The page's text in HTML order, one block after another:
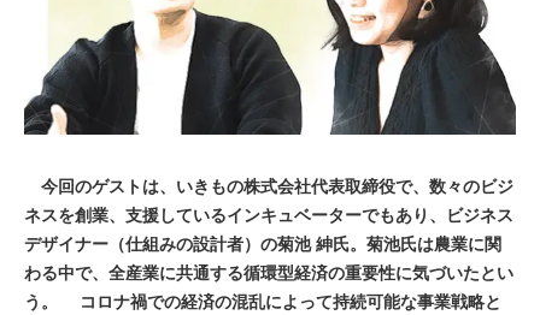
今回のゲストは、いきもの株式会社代表取締役で、数々のビジ
ネスを創業、支援しているインキュベーターでもあり、ビジネス
デザイナー（仕組みの設計者）の菊池 紳氏。菊池氏は農業に関
わる中で、全産業に共通する循環型経済の重要性に気づいたとい
う。 コロナ禍での経済の混乱によって持続可能な事業戦略と